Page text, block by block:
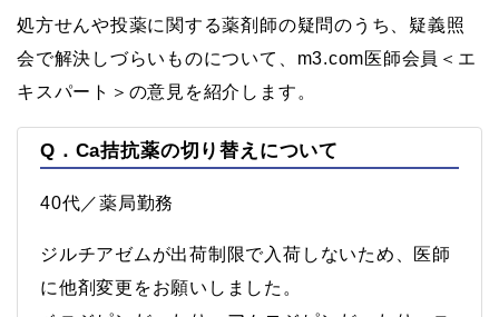
処方せんや投薬に関する薬剤師の疑問のうち、疑義照
会で解決しづらいものについて、m3.com医師会員＜エ
キスパート＞の意見を紹介します。
Q．Ca拮抗薬の切り替えについて
40代／薬局勤務
ジルチアゼムが出荷制限で入荷しないため、医師
に他剤変更をお願いしました。